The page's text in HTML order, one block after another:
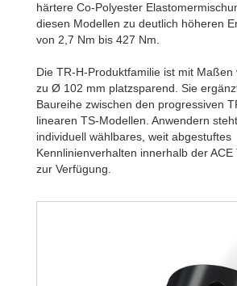
härtere Co-Polyester
diesen Modellen zu deutlich höheren
von 2,7 Nm bis 427 Nm.
Die TR-H-Produktfamilie ist mit
zu Ø 102 mm platzsparend. Sie
Baureihe zwischen den progressiven
linearen TS-Modellen. Anwendern
individuell wählbares, weit abgestuftes
Kennlinienverhalten innerhalb der ACE
zur Verfügung.